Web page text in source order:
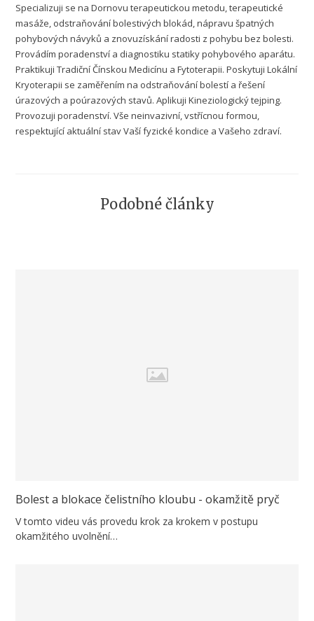
Specializuji se na Dornovu terapeutickou metodu, terapeutické
masáže, odstraňování bolestivých blokád, nápravu špatných
pohybových návyků a znovuzískání radosti z pohybu bez bolesti.
Provádím poradenství a diagnostiku statiky pohybového aparátu.
Praktikuji Tradiční Čínskou Medicínu a Fytoterapii. Poskytuji Lokální
Kryoterapii se zaměřením na odstraňování bolestí a řešení
úrazových a poúrazových stavů. Aplikuji Kineziologický tejping.
Provozuji poradenství. Vše neinvazivní, vstřícnou formou,
respektující aktuální stav Vaší fyzické kondice a Vašeho zdraví.
Podobné články
Bolest a blokace čelistního kloubu - okamžitě pryč
V tomto videu vás provedu krok za krokem v postupu
okamžitého uvolnění…